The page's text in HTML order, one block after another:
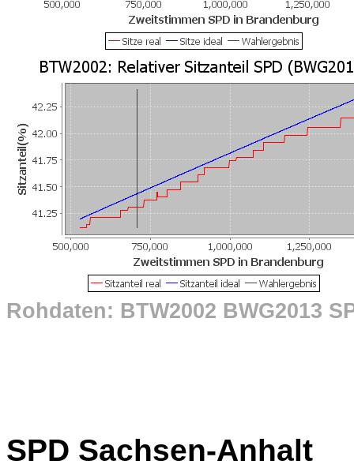
Rohdaten: BTW2002 BWG2013
SPD Sachsen-Anhalt